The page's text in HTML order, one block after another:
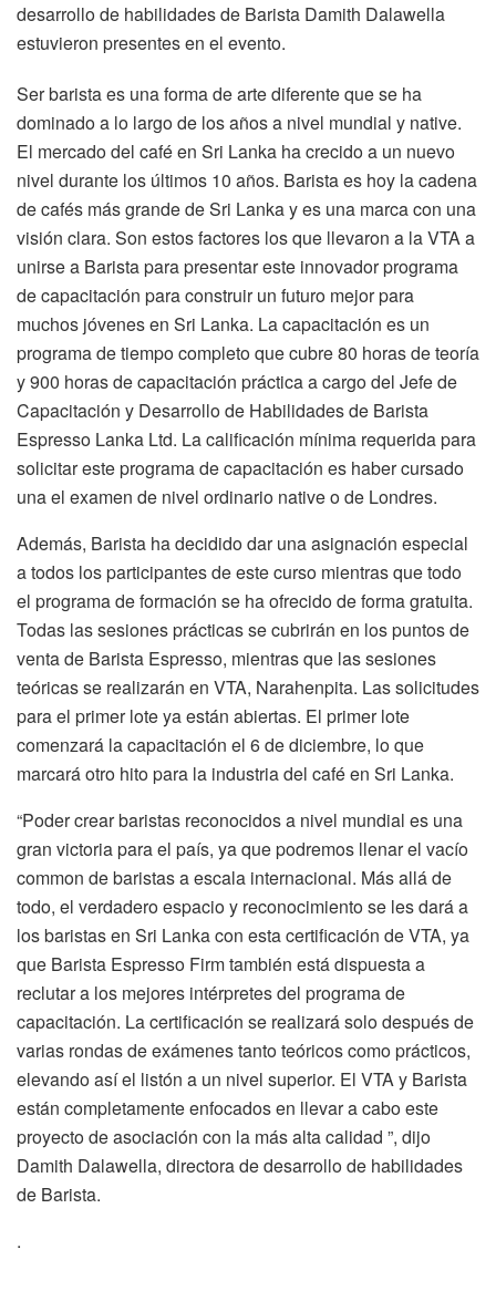
desarrollo de habilidades de Barista Damith Dalawella
estuvieron presentes en el evento.
Ser barista es una forma de arte diferente que se ha
dominado a lo largo de los años a nivel mundial y native.
El mercado del café en Sri Lanka ha crecido a un nuevo
nivel durante los últimos 10 años. Barista es hoy la cadena
de cafés más grande de Sri Lanka y es una marca con una
visión clara. Son estos factores los que llevaron a la VTA a
unirse a Barista para presentar este innovador programa
de capacitación para construir un futuro mejor para
muchos jóvenes en Sri Lanka. La capacitación es un
programa de tiempo completo que cubre 80 horas de teoría
y 900 horas de capacitación práctica a cargo del Jefe de
Capacitación y Desarrollo de Habilidades de Barista
Espresso Lanka Ltd. La calificación mínima requerida para
solicitar este programa de capacitación es haber cursado
una el examen de nivel ordinario native o de Londres.
Además, Barista ha decidido dar una asignación especial
a todos los participantes de este curso mientras que todo
el programa de formación se ha ofrecido de forma gratuita.
Todas las sesiones prácticas se cubrirán en los puntos de
venta de Barista Espresso, mientras que las sesiones
teóricas se realizarán en VTA, Narahenpita. Las solicitudes
para el primer lote ya están abiertas. El primer lote
comenzará la capacitación el 6 de diciembre, lo que
marcará otro hito para la industria del café en Sri Lanka.
“Poder crear baristas reconocidos a nivel mundial es una
gran victoria para el país, ya que podremos llenar el vacío
common de baristas a escala internacional. Más allá de
todo, el verdadero espacio y reconocimiento se les dará a
los baristas en Sri Lanka con esta certificación de VTA, ya
que Barista Espresso Firm también está dispuesta a
reclutar a los mejores intérpretes del programa de
capacitación. La certificación se realizará solo después de
varias rondas de exámenes tanto teóricos como prácticos,
elevando así el listón a un nivel superior. El VTA y Barista
están completamente enfocados en llevar a cabo este
proyecto de asociación con la más alta calidad ”, dijo
Damith Dalawella, directora de desarrollo de habilidades
de Barista.
.